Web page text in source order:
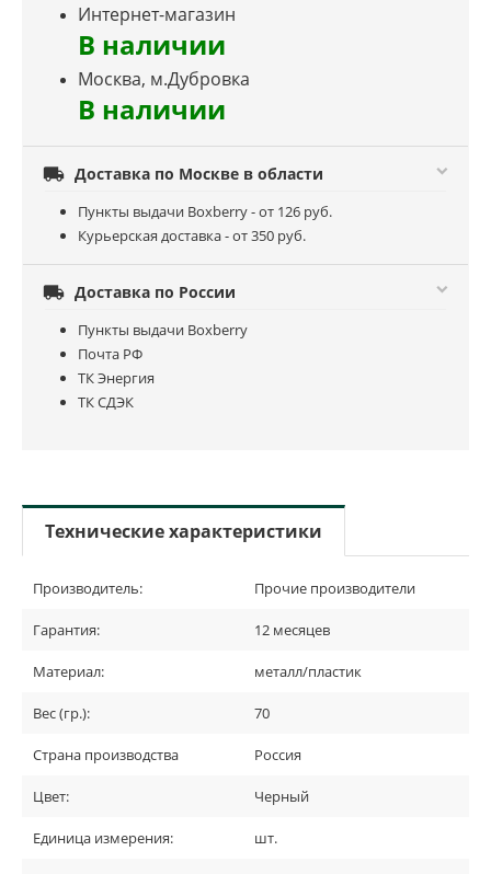
Интернет-магазин
В наличии
Москва, м.Дубровка
В наличии
 Доставка по Москве в области
Пункты выдачи Boxberry - от 126 руб.
Курьерская доставка - от 350 руб.
 Доставка по России
Пункты выдачи Boxberry
Почта РФ
ТК Энергия
ТК СДЭК
Технические характеристики
Производитель: Прочие производители
Гарантия: 12 месяцев
Материал: металл/пластик
Вес (гр.): 70
Страна производства Россия
Цвет: Черный
Единица измерения: шт.